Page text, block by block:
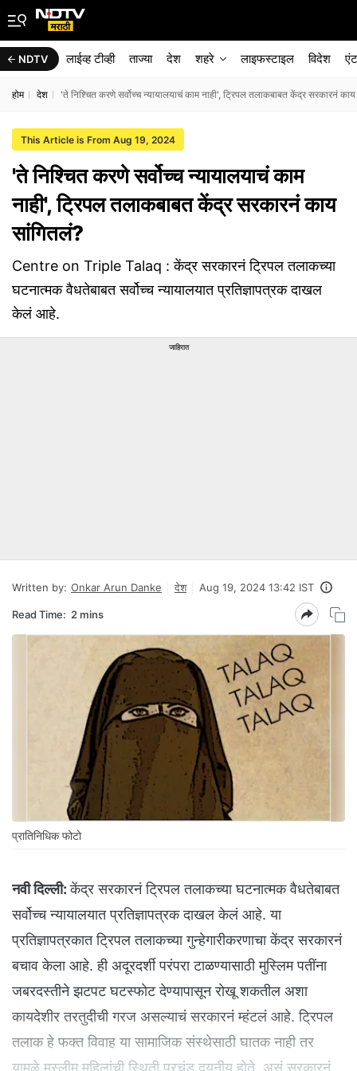
NDTV लाईव्ह टीव्ही ताज्या देश शहरे लाइफस्टाइल विदेश
होम देश 'ते निश्चित करणे सर्वोच्च न्यायालयाचं काम नाही', ट्रिपल तलाकबाबत केंद्र सरकारनं
This Article is From Aug 19, 2024
'ते निश्चित करणे सर्वोच्च न्यायालयाचं काम
नाही', ट्रिपल तलाकबाबत केंद्र सरकारनं काय
सांगितलं?
Centre on Triple Talaq : केंद्र सरकारनं ट्रिपल तलाकच्या
घटनात्मक वैधतेबाबत सर्वोच्च न्यायालयात प्रतिज्ञापत्रक दाखल
केलं आहे.
जाहिरात
Written by: Onkar Arun Danke देश Aug 19, 2024 13:42 IST
Read Time: 2 mins
प्रातिनिधिक फोटो
नवी दिल्ली: केंद्र सरकारनं ट्रिपल तलाकच्या घटनात्मक वैधतेबाबत
सर्वोच्च न्यायालयात प्रतिज्ञापत्रक दाखल केलं आहे. या
प्रतिज्ञापत्रकात ट्रिपल तलाकच्या गुन्हेगारीकरणाचा केंद्र सरकारनं
बचाव केला आहे. ही अदूरदर्शी परंपरा टाळण्यासाठी मुस्लिम पतींना
जबरदस्तीने झटपट घटस्फोट देण्यापासून रोखू शकतील अशा
कायदेशीर तरतुदीची गरज असल्याचं सरकारनं म्हंटलं आहे. ट्रिपल
तलाक हे फक्त विवाह या सामाजिक संस्थेसाठी घातक नाही तर
यामुळे मुस्लीम महिलांची स्थिती प्रचंड दयनीय होते, असं सरकारनं